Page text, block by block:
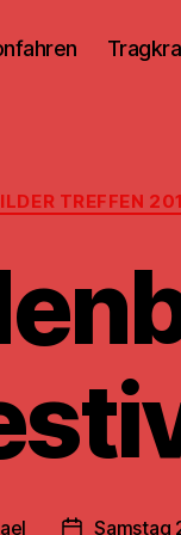
TREFFEN
Samstag